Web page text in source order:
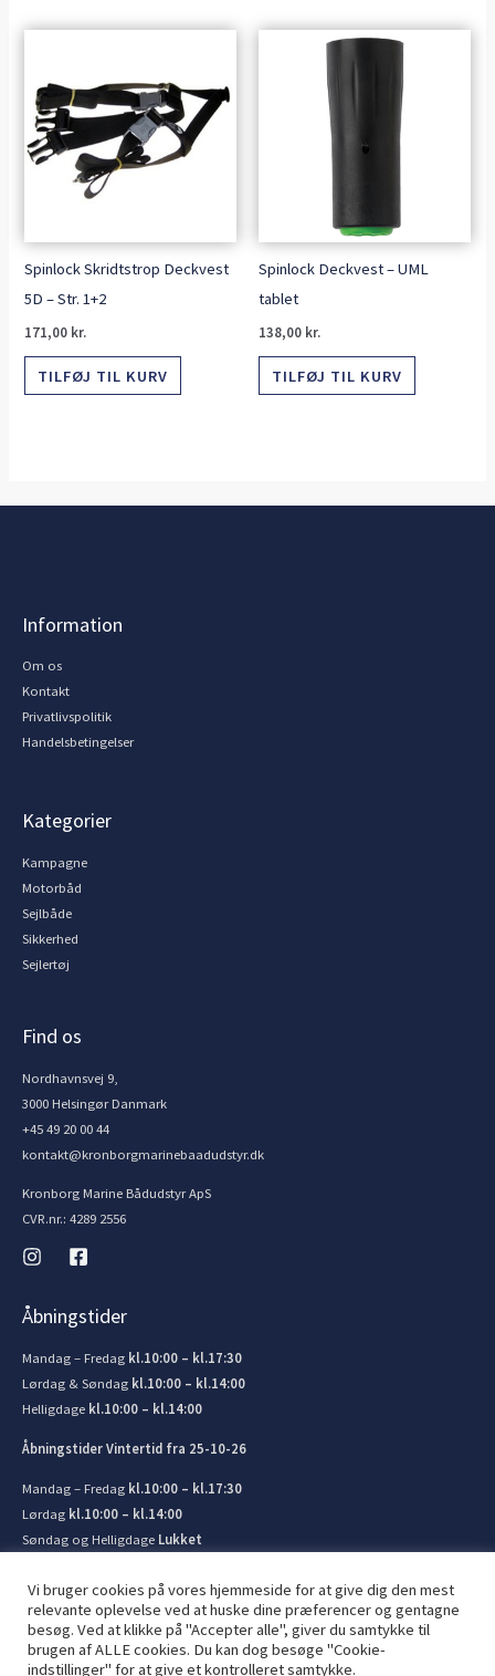
Spinlock Skridtstrop Deckvest
5D – Str. 1+2
171,00 kr.
TILFØJ TIL KURV
Spinlock Deckvest – UML
tablet
138,00 kr.
TILFØJ TIL KURV
Information
Om os
Kontakt
Privatlivspolitik
Handelsbetingelser
Kategorier
Kampagne
Motorbåd
Sejlbåde
Sikkerhed
Sejlertøj
Find os
Nordhavnsvej 9,
3000 Helsingør Danmark
+45 49 20 00 44
kontakt@kronborgmarinebaadudstyr.dk
Kronborg Marine Bådudstyr ApS
CVR.nr.: 4289 2556
Åbningstider
Mandag – Fredag kl.10:00 – kl.17:30
Lørdag & Søndag kl.10:00 – kl.14:00
Helligdage kl.10:00 – kl.14:00
Åbningstider Vintertid fra 25-10-26
Mandag – Fredag kl.10:00 – kl.17:30
Lørdag kl.10:00 – kl.14:00
Søndag og Helligdage Lukket
© 2026 Kronborg Marine og Bådudstyr. Lavet af JIT ApS
Vi bruger cookies på vores hjemmeside for at give dig den mest
relevante oplevelse ved at huske dine præferencer og gentagne
besøg. Ved at klikke på "Accepter alle", giver du samtykke til
brugen af ​​ALLE cookies. Du kan dog besøge "Cookie-
indstillinger" for at give et kontrolleret samtykke.